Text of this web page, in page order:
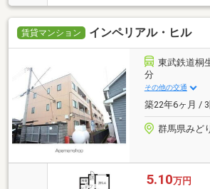
賃貸マンション インペリアル・ヒル
東武鉄道桐
分
その他の交通
築22年6ヶ月 /
群馬県みど
5.10万円